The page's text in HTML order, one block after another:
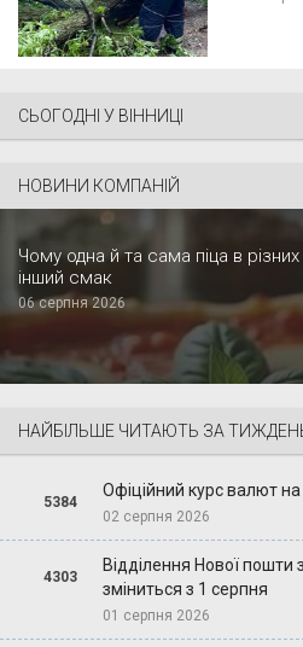
СЬОГОДНІ У ВІННИЦІ
НОВИНИ КОМПАНІЙ
Чому одна й та сама піца в
інший смак
06 серпня 2026
НАЙБІЛЬШЕ ЧИТАЮТЬ ЗА
5384
Офіційний курс валют
02 серпня 2026
4303
Відділення Нової
зміниться з 1 серпня
01 серпня 2026